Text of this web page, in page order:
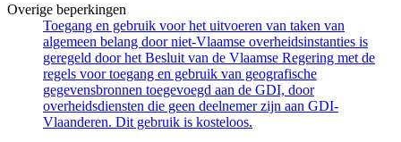
Overige beperkingen
Toegang en gebruik voor het uitvoeren van taken van
algemeen belang door niet-Vlaamse overheidsinstanties is
geregeld door het Besluit van de Vlaamse Regering met de
regels voor toegang en gebruik van geografische
gegevensbronnen toegevoegd aan de GDI, door
overheidsdiensten die geen deelnemer zijn aan GDI-
Vlaanderen. Dit gebruik is kosteloos.